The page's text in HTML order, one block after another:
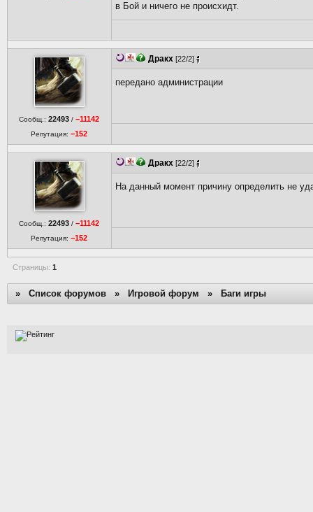
в Бой и ничего не происхидт.
Сообщ.:22493 /−11142
Репутация:−152
Дракх [22/2]
передано администрации
Сообщ.:22493 /−11142
Репутация:−152
Дракх [22/2]
На данный момент причину определить не
Страницы: 1
» Список форумов » Игровой форум » Баги игры